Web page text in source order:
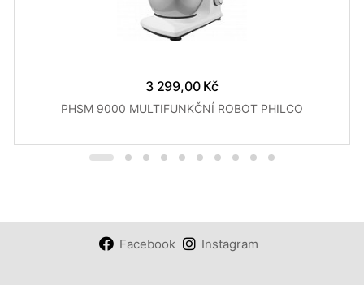
3 299,00 Kč
PHSM 9000 MULTIFUNKČNÍ ROBOT PHILCO
Facebook Instagram